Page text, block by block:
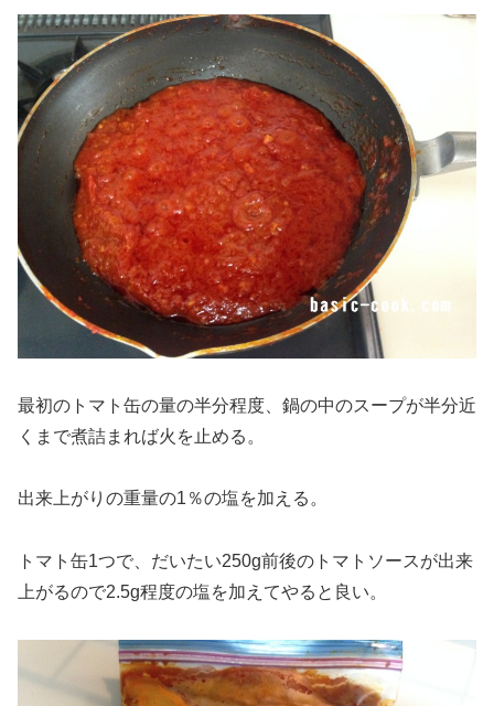
最初のトマト缶の量の半分程度、鍋の中のスープが半分近
くまで煮詰まれば火を止める。
出来上がりの重量の1％の塩を加える。
トマト缶1つで、だいたい250g前後のトマトソースが出来
上がるので2.5g程度の塩を加えてやると良い。